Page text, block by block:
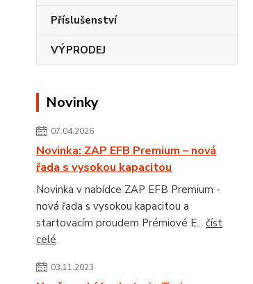
Příslušenství
VÝPRODEJ
Novinky
07.04.2026
Novinka: ZAP EFB Premium – nová
řada s vysokou kapacitou
Novinka v nabídce ZAP EFB Premium -
nová řada s vysokou kapacitou a
startovacím proudem Prémiové E... číst
celé
03.11.2023